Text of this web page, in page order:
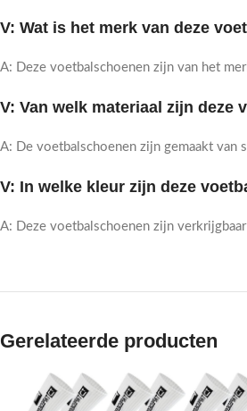
V: Wat is het merk van deze
A: Deze voetbalschoenen zijn van het
V: Van welk materiaal zijn deze
A: De voetbalschoenen zijn gemaakt van
V: In welke kleur zijn deze
A: Deze voetbalschoenen zijn
Gerelateerde producten